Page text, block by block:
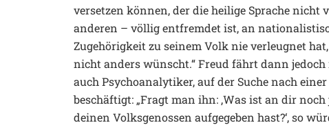
versetzen können, der die heilige Sprache
anderen – völlig entfremdet ist, an
Zugehörigkeit zu seinem Volk nie verleugnet
nicht anders wünscht.“ Freud fährt dann
auch Psychoanalytiker, auf der Suche nach
beschäftigt: „Fragt man ihn: ,Was ist an dir
deinen Volksgenossen aufgegeben hast?‘, so